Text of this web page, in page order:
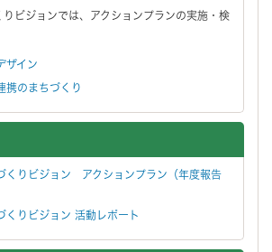
ビジョンでは、アクションプランの実施・検
ザイン
携のまちづくり
くりビジョン アクションプラン（年度報告
くりビジョン 活動レポート